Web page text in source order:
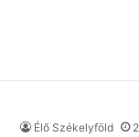
Élő Székelyföld